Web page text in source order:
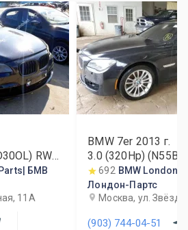
RWD
БМВ
11А
BMW 7er 2013 г.
3.0 (320Hp)
692 BMW
Лондон-Партс
Москва, ул.
(903) 744-04-51